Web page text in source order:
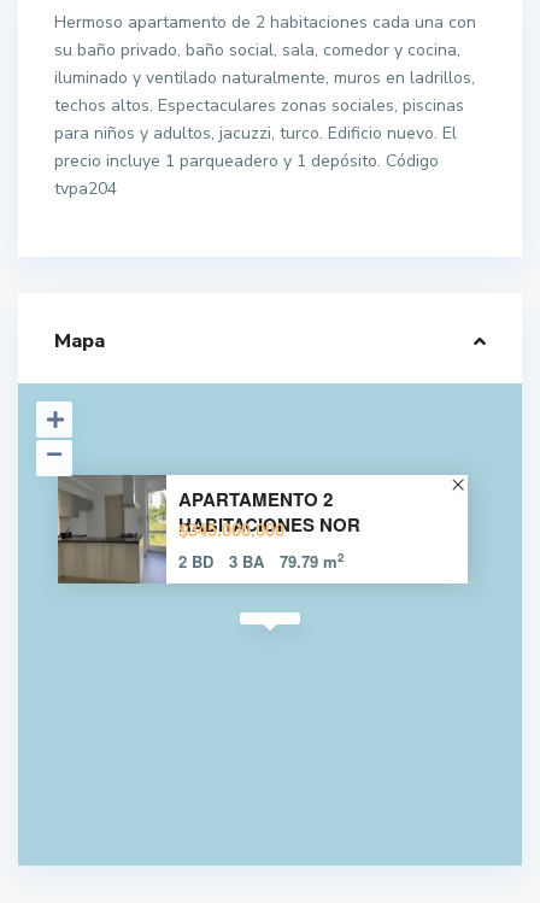
Hermoso apartamento de 2 habitaciones cada una con
su baño privado, baño social, sala, comedor y cocina,
iluminado y ventilado naturalmente, muros en ladrillos,
techos altos. Espectaculares zonas sociales, piscinas
para niños y adultos, jacuzzi, turco. Edificio nuevo. El
precio incluye 1 parqueadero y 1 depósito. Código
tvpa204
Mapa
APARTAMENTO 2
HABITACIONES NOR
$345.000.000
2 BD 3 BA 79.79 m2